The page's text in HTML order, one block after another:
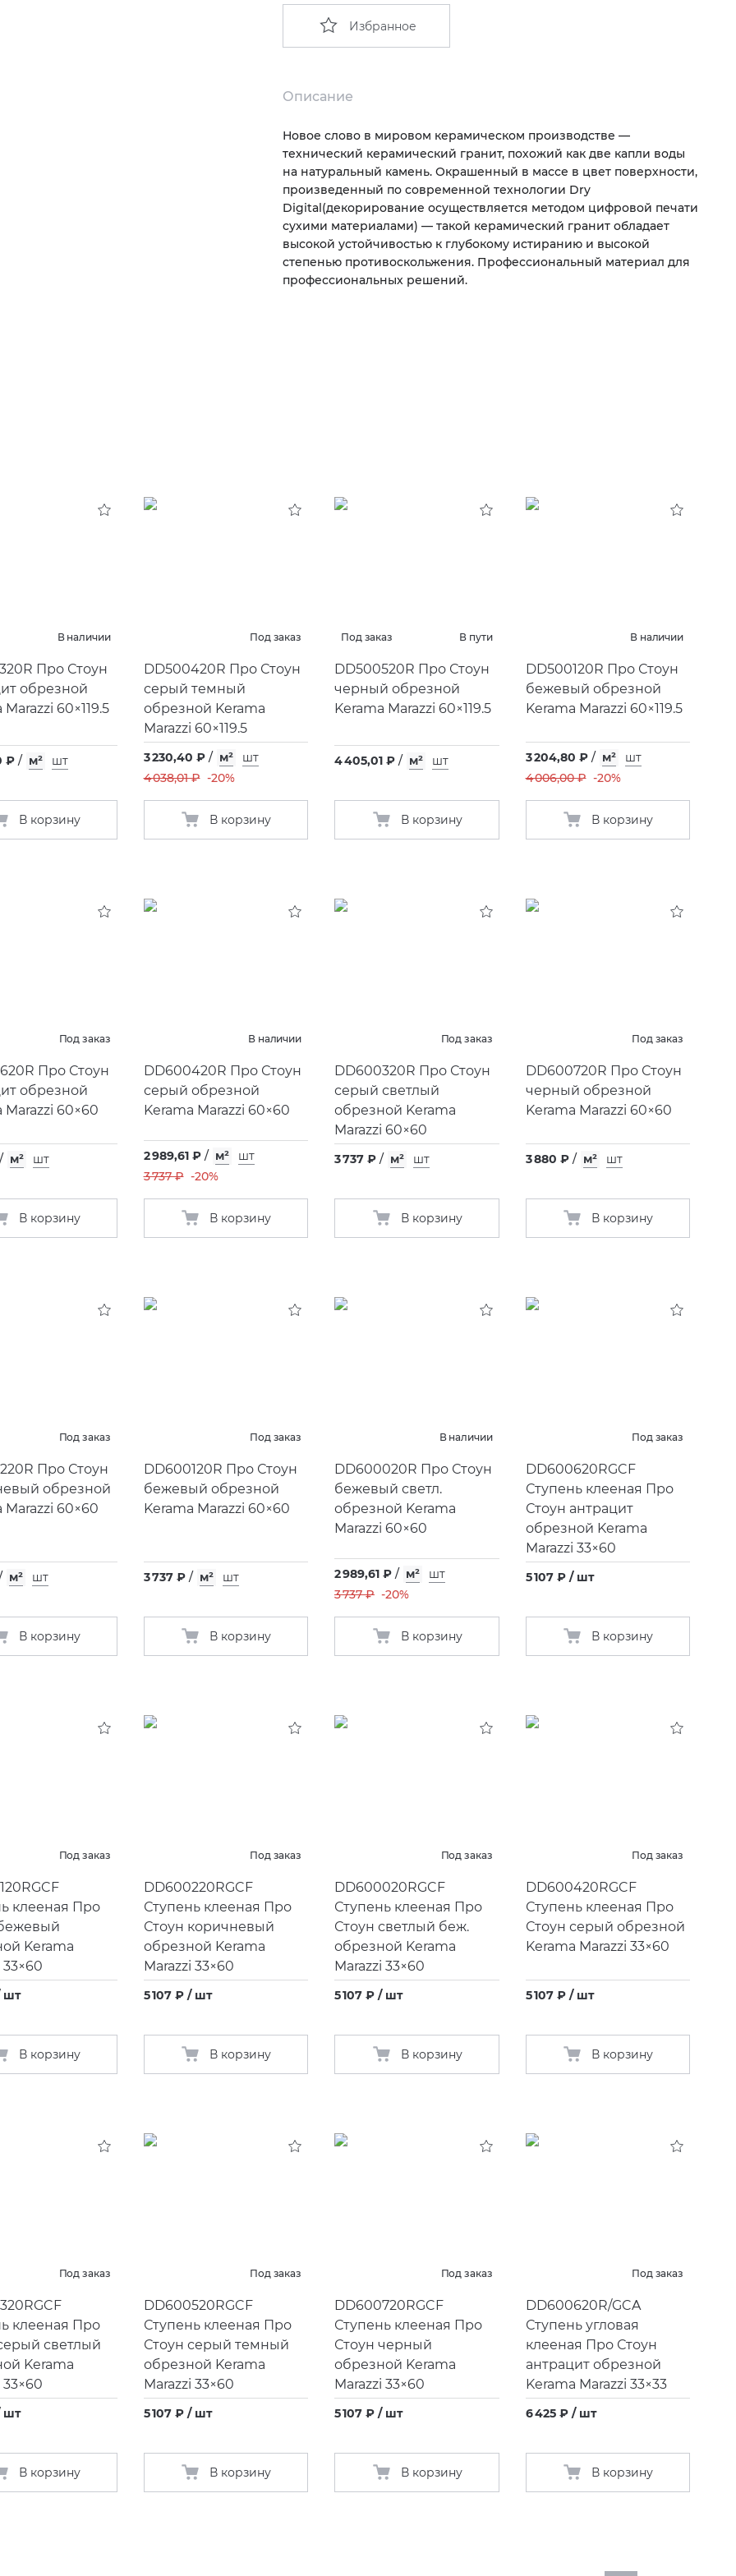
Избранное
Описание
Новое слово в мировом керамическом производстве —
технический керамический гранит, похожий как две капли воды
на натуральный камень. Окрашенный в массе в цвет поверхности,
произведенный по современной технологии Dry
Digital(декорирование осуществляется методом цифровой печати
сухими материалами) — такой керамический гранит обладает
высокой устойчивостью к глубокому истиранию и высокой
степенью противоскольжения. Профессиональный материал для
профессиональных решений.
В наличии
Про Стоун
обрезной
60×119.5
₽ / м² шт
В корзину
Под заказ
DD500420R Про Стоун
серый темный
обрезной Kerama
Marazzi 60×119.5
3 230,40 ₽ / м²
шт
4 038,01 ₽ -20%
В корзину
Под заказ В пути
DD500520R Про Стоун
черный обрезной
Kerama Marazzi 60×119.5
4 405,01 ₽ / м² шт
В корзину
В наличии
DD500120R Про Стоун
бежевый обрезной
Kerama Marazzi 60×119.5
3 204,80 ₽ / м²
шт
4 006,00 ₽ -20%
В корзину
Под заказ
Про Стоун
обрезной
Marazzi 60×60
/ м² шт
В корзину
В наличии
DD600420R Про Стоун
серый обрезной
Kerama Marazzi 60×60
2 989,61 ₽ / м²
шт
3 737 ₽ -20%
В корзину
Под заказ
DD600320R Про Стоун
серый светлый
обрезной Kerama
Marazzi 60×60
3 737 ₽ / м² шт
В корзину
Под заказ
DD600720R Про Стоун
черный обрезной
Kerama Marazzi 60×60
3 880 ₽ / м² шт
В корзину
Под заказ
Про Стоун
обрезной
Marazzi 60×60
м² шт
В корзину
Под заказ
DD600120R Про Стоун
бежевый обрезной
Kerama Marazzi 60×60
3 737 ₽ / м² шт
В корзину
В наличии
DD600020R Про Стоун
бежевый светл.
обрезной Kerama
Marazzi 60×60
2 989,61 ₽ / м²
шт
3 737 ₽ -20%
В корзину
Под заказ
DD600620RGCF
Ступень клееная Про
Стоун антрацит
обрезной Kerama
Marazzi 33×60
5 107 ₽ / шт
В корзину
Под заказ
клееная Про
Kerama
33×60
шт
В корзину
Под заказ
DD600220RGCF
Ступень клееная Про
Стоун коричневый
обрезной Kerama
Marazzi 33×60
5 107 ₽ / шт
В корзину
Под заказ
DD600020RGCF
Ступень клееная Про
Стоун светлый беж.
обрезной Kerama
Marazzi 33×60
5 107 ₽ / шт
В корзину
Под заказ
DD600420RGCF
Ступень клееная Про
Стоун серый обрезной
Kerama Marazzi 33×60
5 107 ₽ / шт
В корзину
Под заказ
клееная Про
светлый
Kerama
33×60
шт
В корзину
Под заказ
DD600520RGCF
Ступень клееная Про
Стоун серый темный
обрезной Kerama
Marazzi 33×60
5 107 ₽ / шт
В корзину
Под заказ
DD600720RGCF
Ступень клееная Про
Стоун черный
обрезной Kerama
Marazzi 33×60
5 107 ₽ / шт
В корзину
Под заказ
DD600620R/GCA
Ступень угловая
клееная Про Стоун
антрацит обрезной
Kerama Marazzi 33×33
6 425 ₽ / шт
В корзину